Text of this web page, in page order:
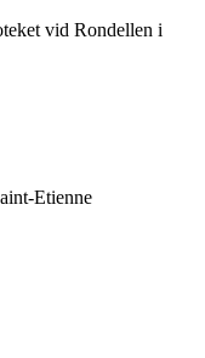
vid Rondellen i
Etienne